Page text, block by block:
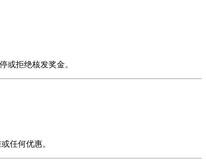
拒绝核发奖金。
任何优惠。